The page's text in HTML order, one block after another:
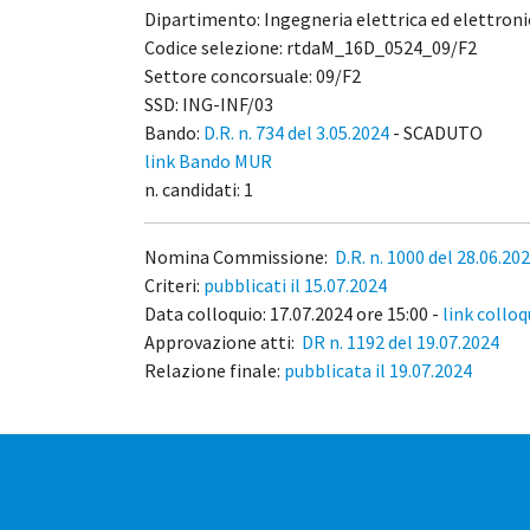
Dipartimento: Ingegneria elettrica ed
Codice selezione: rtdaM_16D_0524_09/F2
Settore concorsuale: 09/F2
SSD: ING-INF/03
Bando: D.R. n. 734 del 3.05.2024 - SCADUTO
link Bando MUR
n. candidati: 1
Nomina Commissione: D.R. n. 1000 del
Criteri: pubblicati il 15.07.2024
Data colloquio: 17.07.2024 ore 15:00 - link
Approvazione atti: DR n. 1192 del 19.07.2024
Relazione finale: pubblicata il 19.07.2024